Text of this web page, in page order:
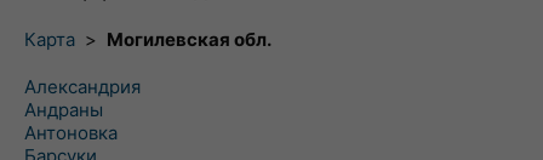
Карта > Могилевская обл.
Александрия
Андраны
Антоновка